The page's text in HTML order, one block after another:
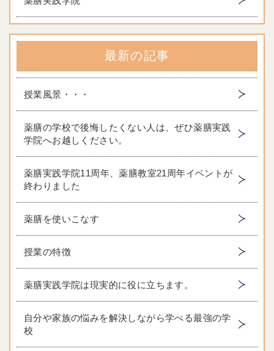
最新の記事
授業風景・・・
薬膳の学校で後悔したくない人は、ぜひ薬膳実践
学院へお越しください。
薬膳実践学院11周年、薬膳教室21周年イベントが
終わりました
薬膳を使いこなす
授業の特徴
薬膳実践学院は現実的に役に立ちます。
自分や家族の悩みを解決しながら学べる最強の学
校